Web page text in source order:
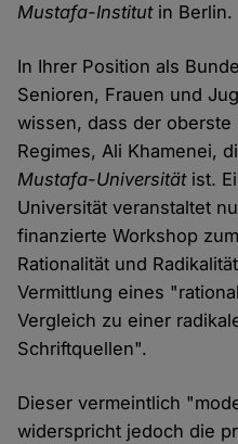
Mustafa-Institutin Berlin.
In Ihrer Position als
Senioren, Frauen und
wissen, dass der oberste
Regimes, Ali Khamenei,
Mustafa-Universitätist.
Universität veranstaltet
finanzierte Workshop
Rationalität und
Vermittlung eines
Vergleich zu einer
Schriftquellen".
Dieser vermeintlich
widerspricht jedoch die